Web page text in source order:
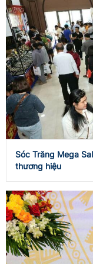
Sóc Trăng Mega
thương hiệu